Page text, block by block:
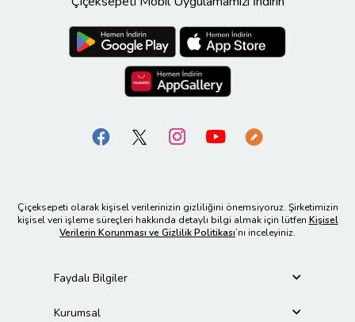
Çiçeksepeti olarak kişisel verilerinizin gizliliğini önemsiyoruz. Şirketimizin
kişisel veri işleme süreçleri hakkında detaylı bilgi almak için lütfen Kişisel
Verilerin Korunması ve Gizlilik Politikası’nı inceleyiniz.
Faydalı Bilgiler
Kurumsal